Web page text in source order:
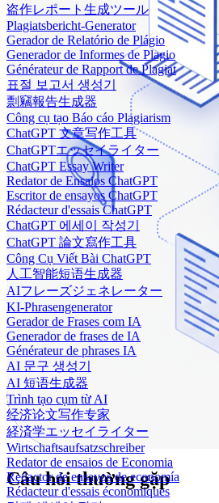
盗作レポート生成ツール
Plagiatsbericht-Generator
Gerador de Relatório de Plágio
Generador de Informes de Plagio
Générateur de Rapport de Plagiat
표절 보고서 생성기
剽竊報告生成器
Công cụ tạo Báo cáo Plagiarism
ChatGPT 文章写作工具
ChatGPTエッセイライター
ChatGPT Essay Writer
Redator de Ensaios ChatGPT
Escritor de ensayos ChatGPT
Rédacteur d'essais ChatGPT
ChatGPT 에세이 작성기
ChatGPT 論文寫作工具
Công Cụ Viết Bài ChatGPT
人工智能短语生成器
AIフレーズジェネレーター
KI-Phrasengenerator
Gerador de Frases com IA
Generador de frases de IA
Générateur de phrases IA
AI 문구 생성기
AI 短语生成器
Trình tạo cụm từ AI
经济论文写作专家
経済学エッセイライター
Wirtschaftsaufsatzschreiber
Redator de ensaios de Economia
Redactor de ensayos de economía
Rédacteur d'essais économiques
Câu hỏi thường gặp